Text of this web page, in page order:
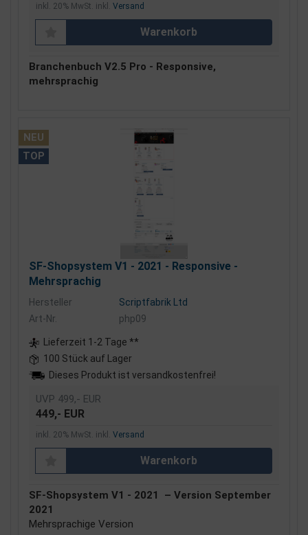
inkl. 20% MwSt. inkl. Versand
Warenkorb
Branchenbuch V2.5 Pro - Responsive,
mehrsprachig
NEU
TOP
SF-Shopsystem V1 - 2021 - Responsive -
Mehrsprachig
Hersteller
Scriptfabrik Ltd
Art-Nr.
php09
Lieferzeit 1-2 Tage **
100 Stück auf Lager
Dieses Produkt ist versandkostenfrei!
UVP 499,- EUR
449,- EUR
inkl. 20% MwSt. inkl. Versand
Warenkorb
SF-Shopsystem V1 - 2021
– Version September
2021
Mehrsprachige Version